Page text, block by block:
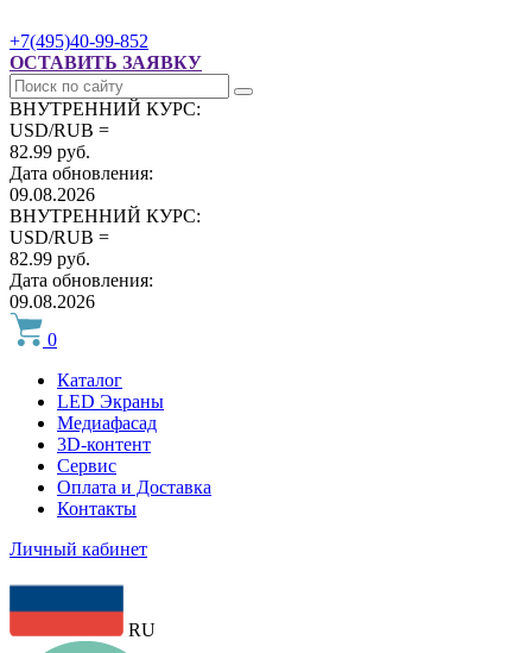
+7(495)40-99-852
ОСТАВИТЬ ЗАЯВКУ
ВНУТРЕННИЙ КУРС:
USD/RUB =
82.99 руб.
Дата обновления:
09.08.2026
ВНУТРЕННИЙ КУРС:
USD/RUB =
82.99 руб.
Дата обновления:
09.08.2026
0
Каталог
LED Экраны
Медиафасад
3D-контент
Сервис
Оплата и Доставка
Контакты
Личный кабинет
RU